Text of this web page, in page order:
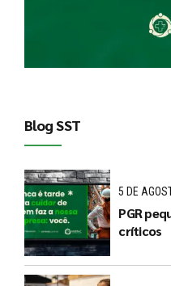
Blog SST
5 DE
PGR
críticos